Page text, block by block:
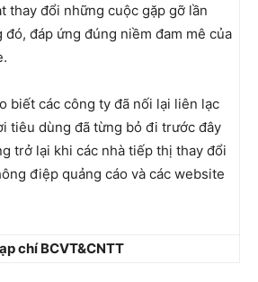
thay đổi những cuộc gặp gỡ lần
đó, đáp ứng đúng niềm đam mê của
biết các công ty đã nối lại liên lạc
tiêu dùng đã từng bỏ đi trước đây
trở lại khi các nhà tiếp thị thay đổi
điệp quảng cáo và các website
chí BCVT&CNTT